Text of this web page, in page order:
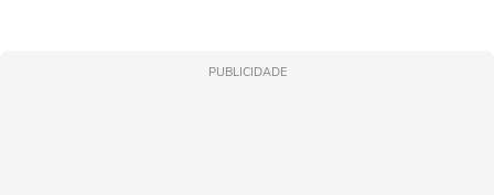
PUBLICIDADE